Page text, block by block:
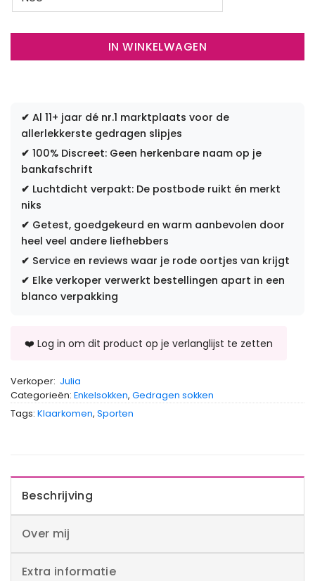
IN WINKELWAGEN
✔ Al 11+ jaar dé nr.1 marktplaats voor de
allerlekkerste gedragen slipjes
✔ 100% Discreet: Geen herkenbare naam op je
bankafschrift
✔ Luchtdicht verpakt: De postbode ruikt én merkt
niks
✔ Getest, goedgekeurd en warm aanbevolen door
heel veel andere liefhebbers
✔ Service en reviews waar je rode oortjes van krijgt
✔ Elke verkoper verwerkt bestellingen apart in een
blanco verpakking
Verkoper: Julia
Categorieën: Enkelsokken, Gedragen sokken
Tags: Klaarkomen, Sporten
Beschrijving
Over mij
Extra informatie